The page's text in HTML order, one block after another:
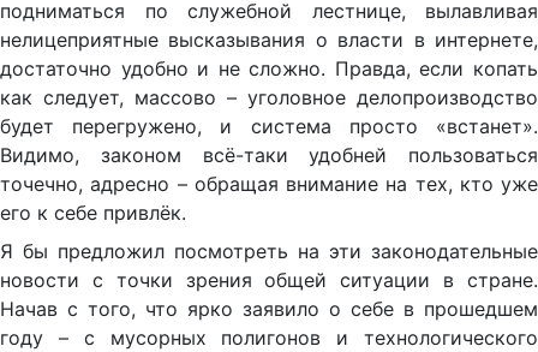
подниматься по служебной лестнице, вылавливая
нелицеприятные высказывания о власти в интернете,
достаточно удобно и не сложно. Правда, если копать
как следует, массово – уголовное делопроизводство
будет перегружено, и система просто «встанет».
Видимо, законом всё-таки удобней пользоваться
точечно, адресно – обращая внимание на тех, кто уже
его к себе привлёк.
Я бы предложил посмотреть на эти законодательные
новости с точки зрения общей ситуации в стране.
Начав с того, что ярко заявило о себе в прошедшем
году – с мусорных полигонов и технологического